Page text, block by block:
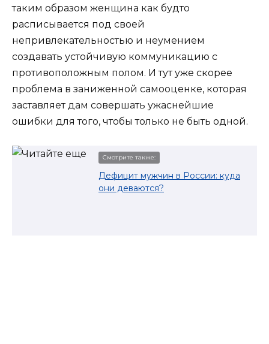
таким образом женщина как будто
расписывается под своей
непривлекательностью и неумением
создавать устойчивую коммуникацию с
противоположным полом. И тут уже скорее
проблема в заниженной самооценке, которая
заставляет дам совершать ужаснейшие
ошибки для того, чтобы только не быть одной.
Смотрите также:
Дефицит мужчин в России: куда
они деваются?